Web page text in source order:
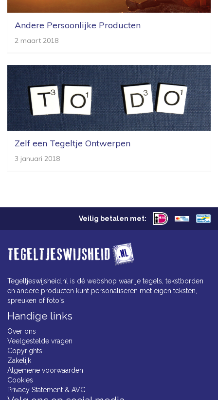
Andere Persoonlijke Producten
2 maart 2018
Zelf een Tegeltje Ontwerpen
3 januari 2018
Veilig betalen met:
Tegeltjeswijsheid.nl is dé webshop waar je tegels, tekstborden
en andere producten kunt personaliseren met eigen teksten,
spreuken of foto's.
Handige links
Over ons
Veelgestelde vragen
Copyrights
Zakelijk
Algemene voorwaarden
Cookies
Privacy Statement & AVG